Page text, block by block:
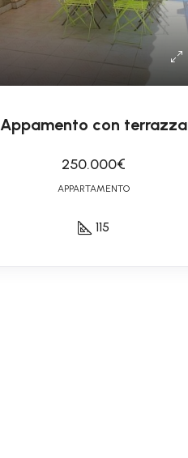
Appamento con terrazza
250.000€
APPARTAMENTO
115